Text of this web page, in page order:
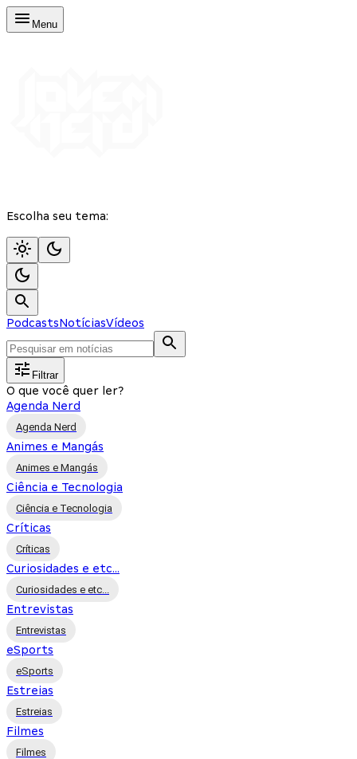
Menu
Escolha seu tema:
PodcastsNotíciasVídeos
Filtrar
O que você quer ler?
Agenda Nerd
Agenda Nerd
Animes e Mangás
Animes e Mangás
Ciência e Tecnologia
Ciência e Tecnologia
Críticas
Críticas
Curiosidades e etc...
Curiosidades e etc...
Entrevistas
Entrevistas
eSports
eSports
Estreias
Estreias
Filmes
Filmes